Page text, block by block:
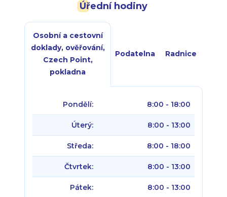
Úřední hodiny
Osobní a cestovní
doklady, ověřování,
Czech Point,
pokladna
Podatelna Radnice
Pondělí: 8:00 - 18:00
Úterý: 8:00 - 13:00
Středa: 8:00 - 18:00
Čtvrtek: 8:00 - 13:00
Pátek:
8:00 - 13:00